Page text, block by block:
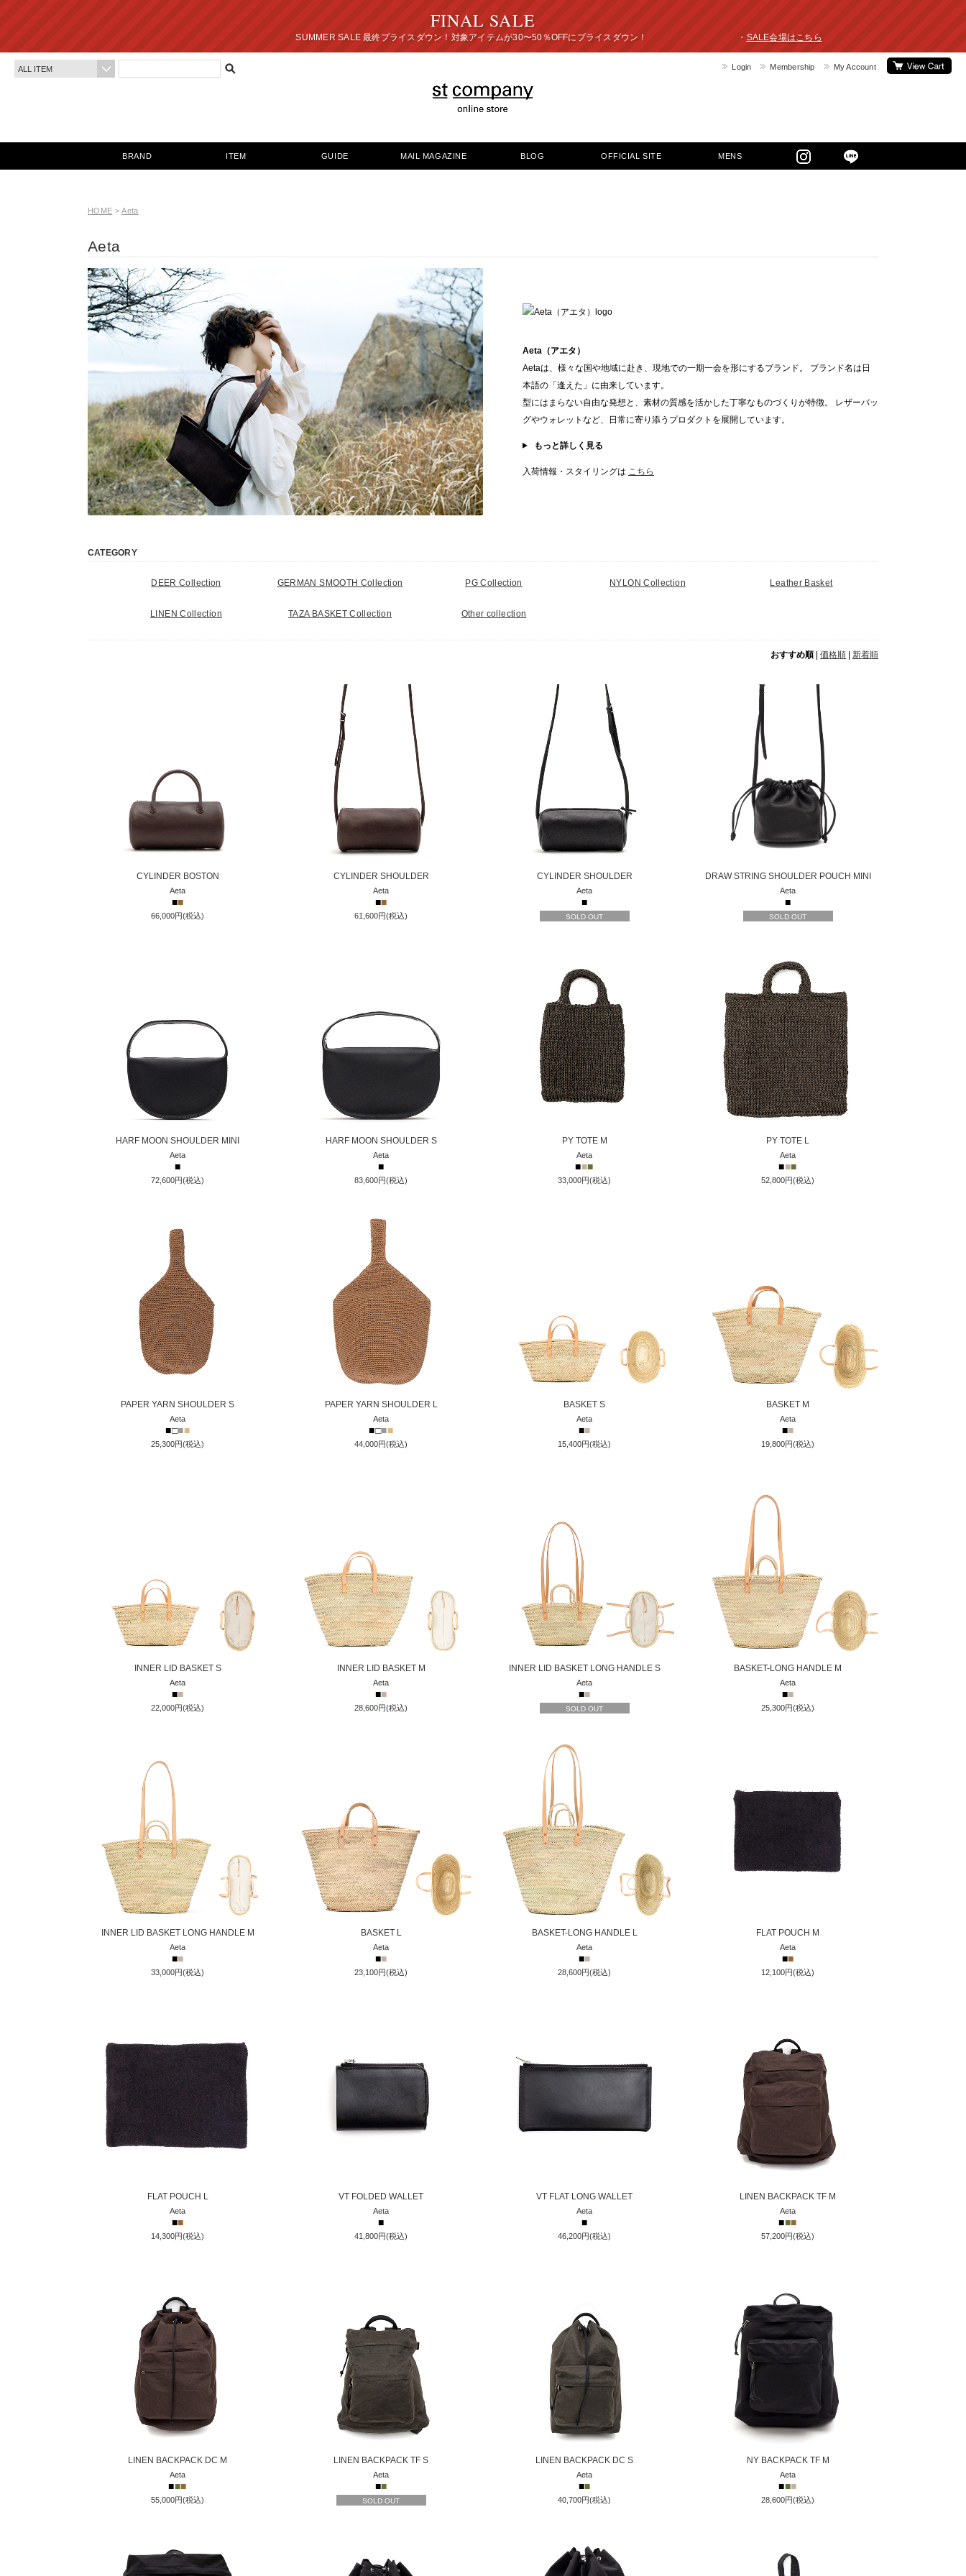
FINAL SALE
SUMMER SALE 最終プライスダウン！対象アイテムが30〜50％OFFにプライスダウン！ ・ SALE会場はこちら
My Account
Membership
Login
BRAND ITEM GUIDE MAIL MAGAZINE BLOG OFFICIAL SITE MENS
HOME >Aeta
Aeta
Aeta（アエタ）
Aetaは、様々な国や地域に赴き、現地での一期一会を形にするブランド。 ブランド名は日
本語の「逢えた」に由来しています。
型にはまらない自由な発想と、素材の質感を活かした丁寧なものづくりが特徴。 レザーバッ
グやウォレットなど、日常に寄り添うプロダクトを展開しています。
もっと詳しく見る
入荷情報・スタイリングは こちら
CATEGORY
DEER Collection GERMAN SMOOTH Collection PG Collection NYLON Collection Leather Basket
LINEN Collection TAZA BASKET Collection Other collection
おすすめ順 | 価格順 | 新着順
CYLINDER BOSTON
Aeta
■■
66,000円(税込)
CYLINDER SHOULDER
Aeta
■■
61,600円(税込)
CYLINDER SHOULDER
Aeta
■
SOLD OUT
DRAW STRING SHOULDER POUCH MINI
Aeta
■
SOLD OUT
HARF MOON SHOULDER MINI
Aeta
■
72,600円(税込)
HARF MOON SHOULDER S
Aeta
■
83,600円(税込)
PY TOTE M
Aeta
■■■
33,000円(税込)
PY TOTE L
Aeta
■■■
52,800円(税込)
PAPER YARN SHOULDER S
Aeta
■□■■
25,300円(税込)
PAPER YARN SHOULDER L
Aeta
■□■■
44,000円(税込)
BASKET S
Aeta
■■
15,400円(税込)
BASKET M
Aeta
■■
19,800円(税込)
INNER LID BASKET S
Aeta
■■
22,000円(税込)
INNER LID BASKET M
Aeta
■■
28,600円(税込)
INNER LID BASKET LONG HANDLE S
Aeta
■■
SOLD OUT
BASKET-LONG HANDLE M
Aeta
■■
25,300円(税込)
INNER LID BASKET LONG HANDLE M
Aeta
■■
33,000円(税込)
BASKET L
Aeta
■■
23,100円(税込)
BASKET-LONG HANDLE L
Aeta
■■
28,600円(税込)
FLAT POUCH M
Aeta
■■
12,100円(税込)
FLAT POUCH L
Aeta
■■
14,300円(税込)
VT FOLDED WALLET
Aeta
■
41,800円(税込)
VT FLAT LONG WALLET
Aeta
■
46,200円(税込)
LINEN BACKPACK TF M
Aeta
■■■
57,200円(税込)
LINEN BACKPACK DC M
Aeta
■■■
55,000円(税込)
LINEN BACKPACK TF S
Aeta
■■
SOLD OUT
LINEN BACKPACK DC S
Aeta
■■
40,700円(税込)
NY BACKPACK TF M
Aeta
■■■
28,600円(税込)